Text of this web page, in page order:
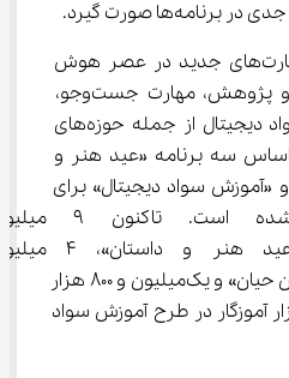
صورت گیرد.
وی با اشاره به اهمیت مهارت‌های جدید در عصر هوش
مصنوعی بیان کرد: تفکر و پژوهش، مهارت جست‌وجو،
خلاقیت، مهارت زبانی و سواد دیجیتال از جمله حوزه‌های
سه برنامه «عید هنر و
«آموزش سواد دیجیتال» برای
دانش‌آموزان طراحی شده است. تاکنون
دانش‌آموز در طرح «عید هنر و
دانش‌آموز در طرح «جابر بن حیان» و یک‌میلیون و 800 هزار
به همراه 30 هزار آموزگار در طرح آموزش سواد